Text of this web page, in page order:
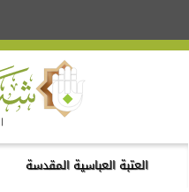
العتبة العباسية المقدسة